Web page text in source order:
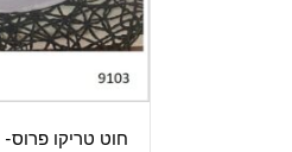
חוט טריקו פרוס- 03- אפור בהיר חלק